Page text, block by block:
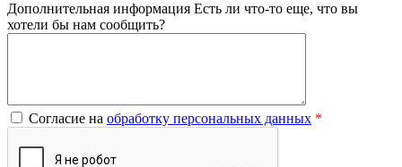
Дополнительная информация Есть ли что-то еще, что вы
хотели бы нам сообщить?
Согласие на обработку персональных данных *